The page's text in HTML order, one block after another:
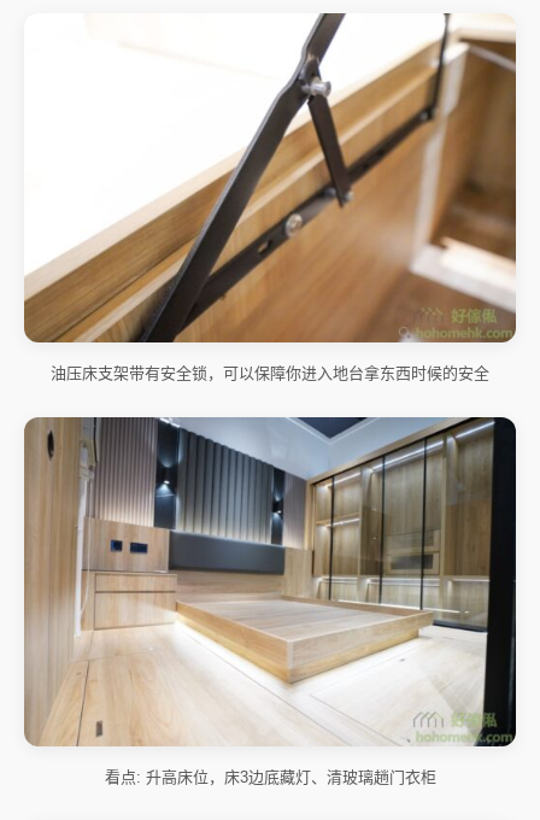
油压床支架带有安全锁，可以保障你进入地台拿东西时候的安全
看点: 升高床位，床3边底藏灯、清玻璃趟门衣柜